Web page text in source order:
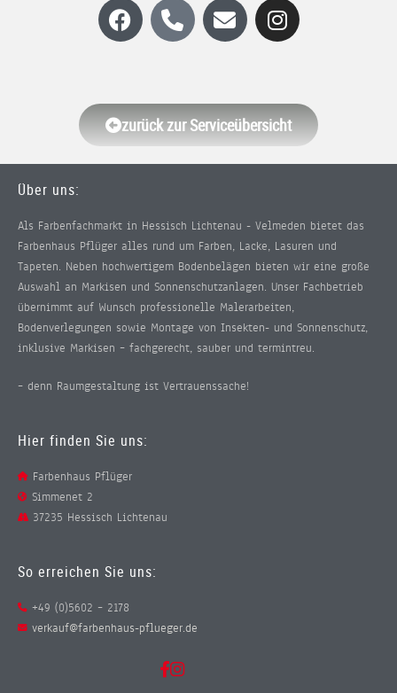
zurück zur Serviceübersicht
Über uns:
Als Farbenfachmarkt in Hessisch Lichtenau - Velmeden bietet das
Farbenhaus Pflüger alles rund um Farben, Lacke, Lasuren und
Tapeten. Neben hochwertigem Bodenbelägen bieten wir eine große
Auswahl an Markisen und Sonnenschutzanlagen. Unser Fachbetrieb
übernimmt auf Wunsch professionelle Malerarbeiten,
Bodenverlegungen sowie Montage von Insekten- und Sonnenschutz,
inklusive Markisen – fachgerecht, sauber und termintreu.
– denn Raumgestaltung ist Vertrauenssache!
Hier finden Sie uns:
Farbenhaus Pflüger
Simmenet 2
37235 Hessisch Lichtenau
So erreichen Sie uns:
+49 (0)5602 – 2178
verkauf@farbenhaus-pflueger.de